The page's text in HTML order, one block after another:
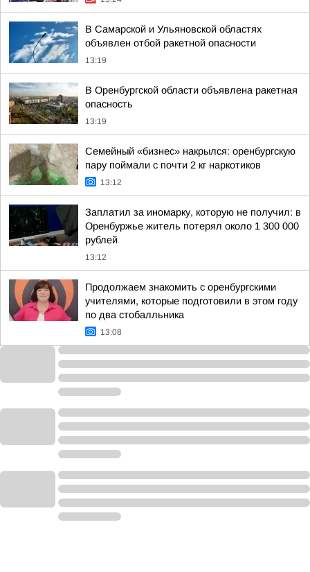
В Самарской и Ульяновской областях
объявлен отбой ракетной опасности
13:19
В Оренбургской области объявлена ракетная
опасность
13:19
Семейный «бизнес» накрылся: оренбургскую
пару поймали с почти 2 кг наркотиков
13:12
Заплатил за иномарку, которую не получил: в
Оренбуржье житель потерял около 1 300 000
рублей
13:12
Продолжаем знакомить с оренбургскими
учителями, которые подготовили в этом году
по два стобалльника
13:08